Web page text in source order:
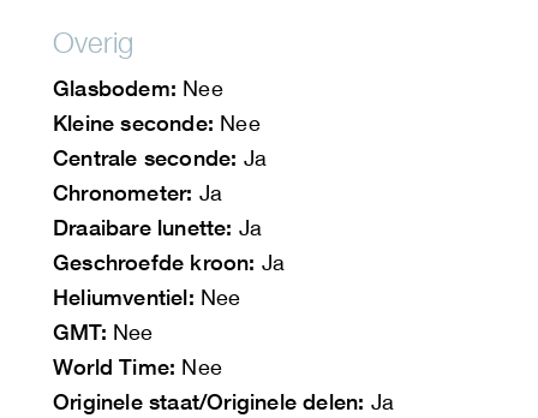
Overig
Glasbodem: Nee
Kleine seconde: Nee
Centrale seconde: Ja
Chronometer: Ja
Draaibare lunette: Ja
Geschroefde kroon: Ja
Heliumventiel: Nee
GMT: Nee
World Time: Nee
Originele staat/Originele delen: Ja